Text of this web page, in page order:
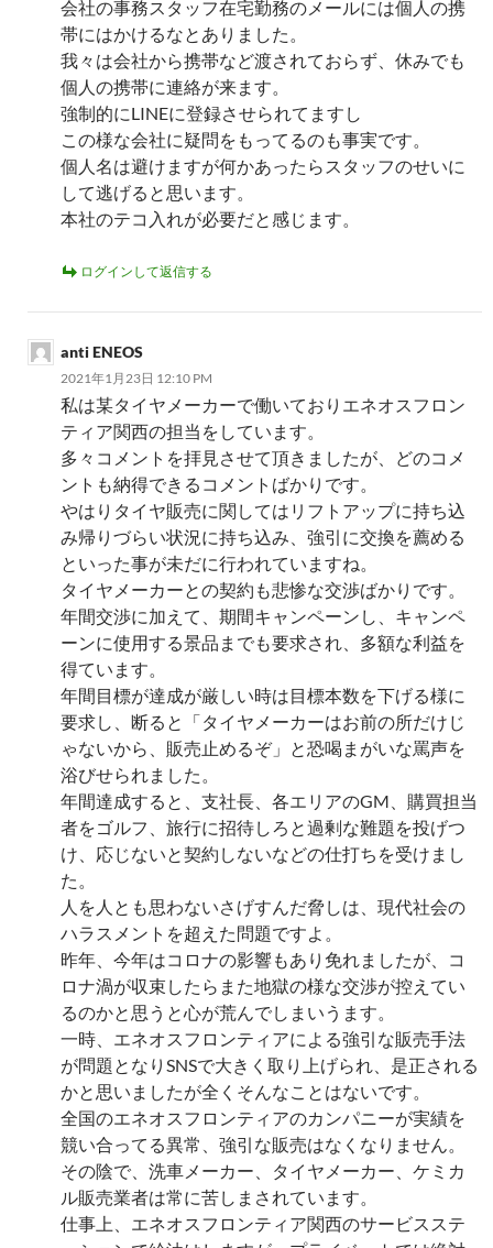
会社の事務スタッフ在宅勤務のメールには個人の携
帯にはかけるなとありました。
我々は会社から携帯など渡されておらず、休みでも
個人の携帯に連絡が来ます。
強制的にLINEに登録させられてますし
この様な会社に疑問をもってるのも事実です。
個人名は避けますが何かあったらスタッフのせいに
して逃げると思います。
本社のテコ入れが必要だと感じます。
ログインして返信する
anti ENEOS
2021年1月23日 12:10 PM
私は某タイヤメーカーで働いておりエネオスフロン
ティア関西の担当をしています。
多々コメントを拝見させて頂きましたが、どのコメ
ントも納得できるコメントばかりです。
やはりタイヤ販売に関してはリフトアップに持ち込
み帰りづらい状況に持ち込み、強引に交換を薦める
といった事が未だに行われていますね。
タイヤメーカーとの契約も悲惨な交渉ばかりです。
年間交渉に加えて、期間キャンペーンし、キャンペ
ーンに使用する景品までも要求され、多額な利益を
得ています。
年間目標が達成が厳しい時は目標本数を下げる様に
要求し、断ると「タイヤメーカーはお前の所だけじ
ゃないから、販売止めるぞ」と恐喝まがいな罵声を
浴びせられました。
年間達成すると、支社長、各エリアのGM、購買担当
者をゴルフ、旅行に招待しろと過剰な難題を投げつ
け、応じないと契約しないなどの仕打ちを受けまし
た。
人を人とも思わないさげすんだ脅しは、現代社会の
ハラスメントを超えた問題ですよ。
昨年、今年はコロナの影響もあり免れましたが、コ
ロナ渦が収束したらまた地獄の様な交渉が控えてい
るのかと思うと心が荒んでしまいうます。
一時、エネオスフロンティアによる強引な販売手法
が問題となりSNSで大きく取り上げられ、是正される
かと思いましたが全くそんなことはないです。
全国のエネオスフロンティアのカンパニーが実績を
競い合ってる異常、強引な販売はなくなりません。
その陰で、洗車メーカー、タイヤメーカー、ケミカ
ル販売業者は常に苦しまされています。
仕事上、エネオスフロンティア関西のサービスステ